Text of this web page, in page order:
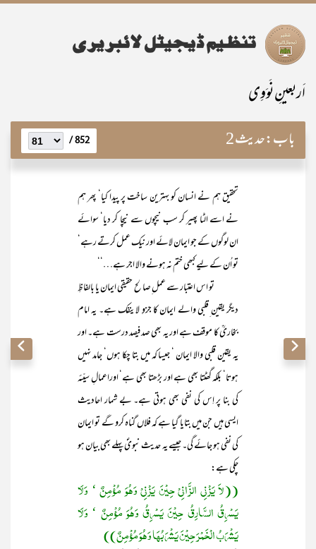
اَربعینِ نَوَوِی
باب:حدیث 2 852 /
تحقیق ہم نے انسان کو بہترین ساخت پر پیدا کیا‘ پھر ہم
نے اسے الٹا پھیر کر سب نیچوں سے نیچا کر دیا‘ سوائے
ان لوگوں کے جو ایمان لائے اور نیک عمل کرتے رہے‘
تو اُن کے لیے کبھی ختم نہ ہونے والا اجر ہے…‘‘
تو اس اعتبار سے عمل ِصالح حقیقی ایمان یا بالفاظِ
دیگر یقین ِقلبی والے ایمان کا جزوِ لاینفک ہے۔ یہ امام
بخاریؒ کا موقف ہے اور یہ بھی صد فیصد درست ہے۔ اور
یہ یقین قلبی والا ایمان ‘ جیسا کہ میں بتا چکا ہوں‘ جامد نہیں
ہوتا‘ بلکہ گھٹتا بھی ہے اور بڑھتا بھی ہے‘ اوراعمالِ سیّئہ
کی بنا پر اِس کی نفی بھی ہوتی ہے۔ بے شمار احادیث
ایسی ہیں جن میں بتایا گیا ہے کہ فلاں گناہ کرو گے تو ایمان
کی نفی ہو جائے گی۔ جیسے یہ حدیث نبویؐ پہلے بھی بیان ہو
چکی ہے:
((لاَ یَزْنِی الزَّانِیْ حِیْنَ یَزْنِیْ وَھُوَ مُؤْمِنٌ ‘ وَلَا
یَسْرِقُ السَّارِقُ حِیْنَ یَسْرِقُ وَھُوَ مُؤْمِنٌ ‘ وَلَا
یَشْرَبُ الْخَمْرَ حِیْنَ یَشْرَبُھَا وَھُوَ مُؤْمِنٌ))